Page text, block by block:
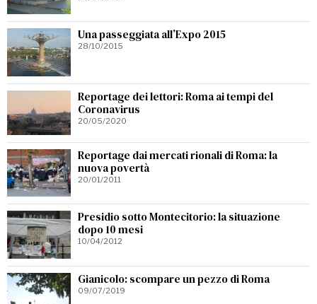
Una passeggiata all’Expo 2015
28/10/2015
Reportage dei lettori: Roma ai tempi del
Coronavirus
20/05/2020
Reportage dai mercati rionali di Roma: la
nuova povertà
20/01/2011
Presidio sotto Montecitorio: la situazione
dopo 10 mesi
10/04/2012
Gianicolo: scompare un pezzo di Roma
09/07/2019